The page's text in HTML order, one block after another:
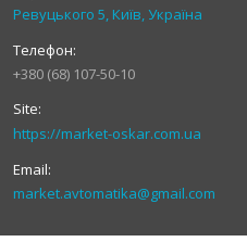
Ревуцького 5, Київ, Україна
+380 (68) 107-50-10
https://market-oskar.com.ua
market.avtomatika@gmail.com